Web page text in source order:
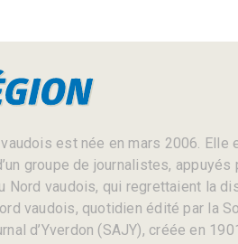
vaudois est née en mars 2006. Elle
groupe de journalistes, appuyés
Nord vaudois, qui regrettaient la
vaudois, quotidien édité par la
d’Yverdon (SAJY), créée en